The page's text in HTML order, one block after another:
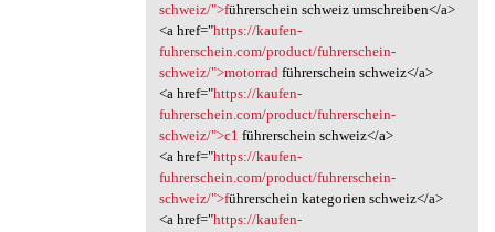
schweiz/">führerschein schweiz umschreiben</a>
<a href="https://kaufen-
fuhrerschein.com/product/fuhrerschein-
schweiz/">motorrad führerschein schweiz</a>
<a href="https://kaufen-
fuhrerschein.com/product/fuhrerschein-
schweiz/">c1 führerschein schweiz</a>
<a href="https://kaufen-
fuhrerschein.com/product/fuhrerschein-
schweiz/">führerschein kategorien schweiz</a>
<a href="https://kaufen-